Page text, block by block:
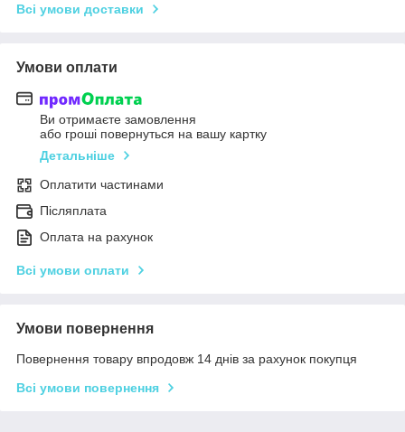
Всі умови доставки
Умови оплати
Ви отримаєте замовлення
або гроші повернуться на вашу картку
Детальніше
Оплатити частинами
Післяплата
Оплата на рахунок
Всі умови оплати
Умови повернення
Повернення товару впродовж 14 днів за рахунок покупця
Всі умови повернення